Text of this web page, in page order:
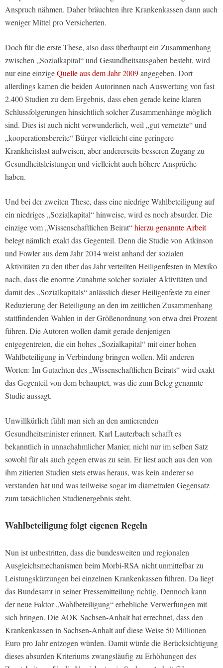
Anspruch nähmen. Daher bräuchten ihre Krankenkassen dann auch
weniger Mittel pro Versicherten.
Doch für die erste These, also dass überhaupt ein Zusammenhang
zwischen „Sozialkapital“ und Gesundheitsausgaben besteht, wird
nur eine einzigeQuelle aus dem Jahr 2009angegeben. Dort
allerdings kamen die beiden Autorinnen nach Auswertung von fast
2.400 Studien zu dem Ergebnis, dass eben gerade keine klaren
Schlussfolgerungen hinsichtlich solcher Zusammenhänge möglich
sind. Dies ist auch nicht verwunderlich, weil „gut vernetzte“ und
„kooperationsbereite“ Bürger vielleicht eine geringere
Krankheitslast aufweisen, aber andererseits besseren Zugang zu
Gesundheitsleistungen und vielleicht auch höhere Ansprüche
haben.
Und bei der zweiten These, dass eine niedrige Wahlbeteiligung auf
ein niedriges „Sozialkapital“ hinweise, wird es noch absurder. Die
einzige vom „Wissenschaftlichen Beirat“hierzu genannte Arbeit
belegt nämlich exakt das Gegenteil. Denn die Studie von Atkinson
und Fowler aus dem Jahr 2014 weist anhand der sozialen
Aktivitäten zu den über das Jahr verteilten Heiligenfesten in Mexiko
nach, dass die enorme Zunahme solcher sozialer Aktivitäten und
damit des „Sozialkapitals“ anlässlich dieser Heiligenfeste zu einer
Reduzierung der Beteiligung an den im zeitlichen Zusammenhang
stattfindenden Wahlen in der Größenordnung von etwa drei Prozent
führen. Die Autoren wollen damit gerade denjenigen
entgegentreten, die ein hohes „Sozialkapital“ mit einer hohen
Wahlbeteiligung in Verbindung bringen wollen. Mit anderen
Worten: Im Gutachten des „Wissenschaftlichen Beirats“ wird exakt
das Gegenteil von dem behauptet, was die zum Beleg genannte
Studie aussagt.
Unwillkürlich fühlt man sich an den amtierenden
Gesundheitsminister erinnert. Karl Lauterbach schafft es
bekanntlich in unnachahmlicher Manier, nicht nur im selben Satz
sowohl für als auch gegen etwas zu sein. Er liest auch aus den von
ihm zitierten Studien stets etwas heraus, was kein anderer so
verstanden hat und was teilweise sogar im diametralen Gegensatz
zum tatsächlichen Studienergebnis steht.
Wahlbeteiligung folgt eigenen Regeln
Nun ist unbestritten, dass die bundesweiten und regionalen
Ausgleichsmechanismen beim Morbi-RSA nicht unmittelbar zu
Leistungskürzungen bei einzelnen Krankenkassen führen. Da liegt
das Bundesamt in seiner Pressemitteilung richtig. Dennoch kann
der neue Faktor „Wahlbeteiligung“ erhebliche Verwerfungen mit
sich bringen. Die AOK Sachsen-Anhalt hat errechnet, dass den
Krankenkassen in Sachsen-Anhalt auf diese Weise 50 Millionen
Euro pro Jahr entzogen würden. Damit würde die Berücksichtigung
dieses absurden Kriteriums zwangsläufig zu Erhöhungen des